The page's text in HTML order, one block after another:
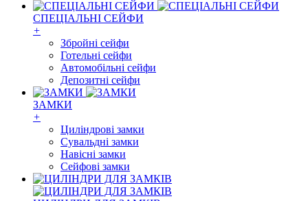
СПЕЦІАЛЬНІ СЕЙФИ
+
Збройні сейфи
Готельні сейфи
Автомобільні сейфи
Депозитні сейфи
ЗАМКИ
+
Циліндрові замки
Сувальдні замки
Навісні замки
Сейфові замки